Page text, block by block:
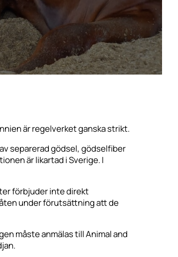
är regelverket ganska strikt.
separerad gödsel, gödselfiber
är likartad i Sverige. I
förbjuder inte direkt
under förutsättning att de
måste anmälas till Animal and